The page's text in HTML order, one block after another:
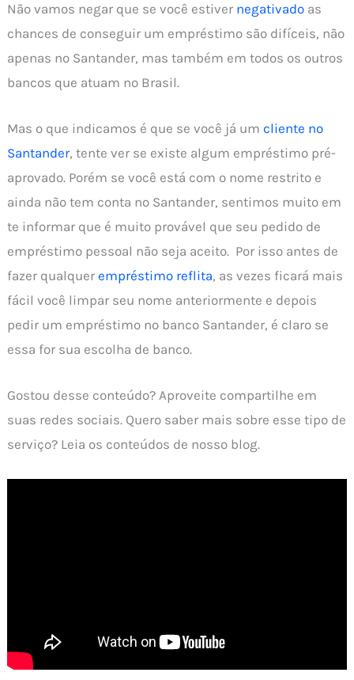
Não vamos negar que se você estiver negativado as
chances de conseguir um empréstimo são difíceis, não
apenas no Santander, mas também em todos os outros
bancos que atuam no Brasil.
Mas o que indicamos é que se você já umcliente no
Santander, tente ver se existe algum empréstimo pré-
aprovado. Porém se você está com o nome restrito e
ainda não tem conta no Santander, sentimos muito em
te informar que é muito provável que seu pedido de
empréstimo pessoal não seja aceito. Por isso antes de
fazer qualquerempréstimo reflita, as vezes ficará mais
fácil você limpar seu nome anteriormente e depois
pedir um empréstimo no banco Santander, é claro se
essa for sua escolha de banco.
Gostou desse conteúdo? Aproveite compartilhe em
suas redes sociais. Quero saber mais sobre esse tipo de
serviço? Leia os conteúdos de nosso blog.